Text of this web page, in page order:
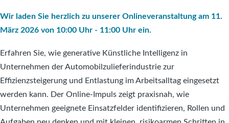
Wir laden Sie herzlich zu unserer Onlineveranstaltung am 11.
März 2026 von 10:00 Uhr - 11:00 Uhr ein.
Erfahren Sie, wie generative Künstliche Intelligenz in
Unternehmen der Automobilzulieferindustrie zur
Effizienzsteigerung und Entlastung im Arbeitsalltag eingesetzt
werden kann. Der Online-Impuls zeigt praxisnah, wie
Unternehmen geeignete Einsatzfelder identifizieren, Rollen und